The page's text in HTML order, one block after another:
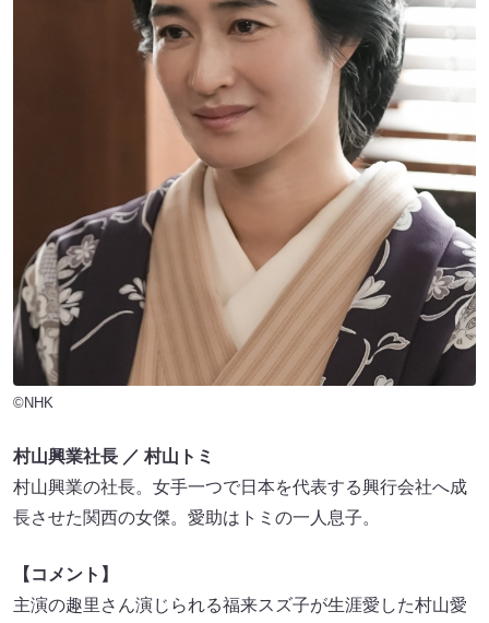
©NHK
村山興業社長 ／ 村山トミ
村山興業の社長。女手一つで日本を代表する興行会社へ成
長させた関西の女傑。愛助はトミの一人息子。
【コメント】
主演の趣里さん演じられる福来スズ子が生涯愛した村山愛